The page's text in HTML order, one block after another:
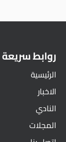
روابط سريعة
الرئيسية
الاخبار
النادي
المجلات